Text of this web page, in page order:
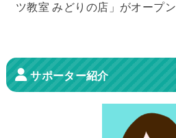
ツ教室 みどりの店」がオープン
サポーター紹介